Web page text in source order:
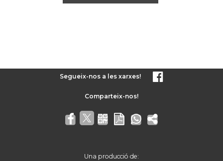
Segueix-nos a les xarxes!
Una producció de: